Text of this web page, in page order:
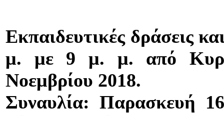
Εκπαιδευτικές δράσεις
μ. με 9 μ. μ. από
Νοεμβρίου 2018.
Συναυλία: Παρασκευή